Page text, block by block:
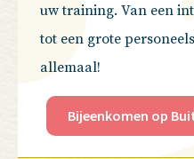
uw training. Van een
tot een grote
allemaal!
Bijeenkomen op